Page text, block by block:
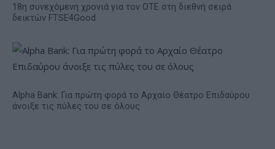
18η συνεχόμενη χρονιά για τον ΟΤΕ στη διεθνή σειρά
δεικτών FTSE4Good
Alpha Bank: Για πρώτη φορά το Αρχαίο Θέατρο Επιδαύρου
άνοιξε τις πύλες του σε όλους